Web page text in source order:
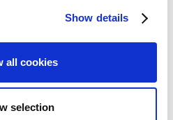
Show details
all cookies
selection
Dynamics 365